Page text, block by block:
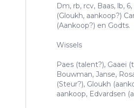
Dm, rb, rcv, Baas, lb,
(Gloukh, aankoop?)
(Aankoop?) en Godts.
Wissels
Paes (talent?), Gaaei
Bouwman, Janse,
(Steur?), Gloukh
aankoop, Edvardsen